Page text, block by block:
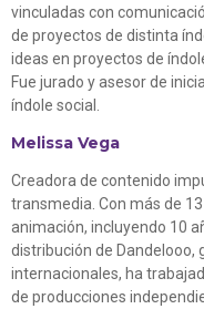
vinculadas con
de proyectos de distinta
ideas en proyectos de
Fue jurado y asesor de
índole social.
Melissa Vega
Creadora de contenido
transmedia. Con más de
animación, incluyendo 10
distribución de Dandelooo,
internacionales, ha
de producciones